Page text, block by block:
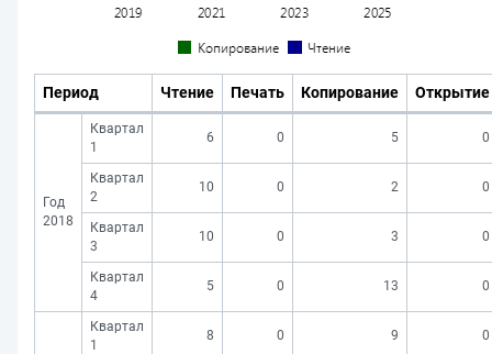
Период Чтение Печать Копирование Открытие
Год
2018
Квартал
1
6 0 5 0
Квартал
2
10 0 2 0
Квартал
3
10 0 3 0
Квартал
4
5 0 13 0
Квартал
1
8 0 9 0